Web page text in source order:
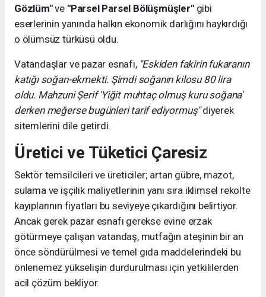
Gözlüm"ve "Parsel Parsel Bölüşmüşler"gibi
eserlerinin yanında halkın ekonomik darlığını haykırdığı
o ölümsüz türküsü oldu.
Vatandaşlar ve pazar esnafı, "Eskiden fakirin fukaranın
katığı soğan-ekmekti. Şimdi soğanın kilosu 80 lira
oldu. Mahzuni Şerif 'Yiğit muhtaç olmuş kuru soğana'
derken meğerse bugünleri tarif ediyormuş"diyerek
sitemlerini dile getirdi.
Üretici ve Tüketici Çaresiz
Sektör temsilcileri ve üreticiler; artan gübre, mazot,
sulama ve işçilik maliyetlerinin yanı sıra iklimsel rekolte
kayıplarının fiyatları bu seviyeye çıkardığını belirtiyor.
Ancak gerek pazar esnafı gerekse evine erzak
götürmeye çalışan vatandaş, mutfağın ateşinin bir an
önce söndürülmesi ve temel gıda maddelerindeki bu
önlenemez yükselişin durdurulması için yetkililerden
acil çözüm bekliyor.